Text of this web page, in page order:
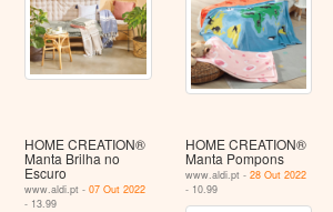
HOME CREATION®
Manta Brilha no
Escuro
www.aldi.pt -07 Out 2022
- 13.99
HOME CREATION®
Manta Pompons
www.aldi.pt - 28 Out 2022
- 10.99